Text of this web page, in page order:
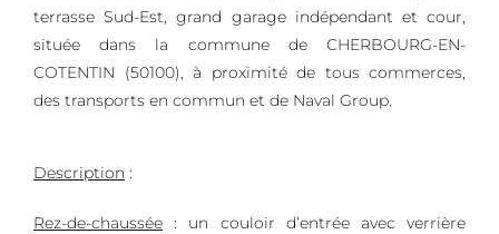
terrasse Sud-Est, grand garage indépendant et cour,
située dans la commune de CHERBOURG-EN-
COTENTIN (50100), à proximité de tous commerces,
des transports en commun et de Naval Group.
Description :
Rez-de-chaussée : un couloir d’entrée avec verrière